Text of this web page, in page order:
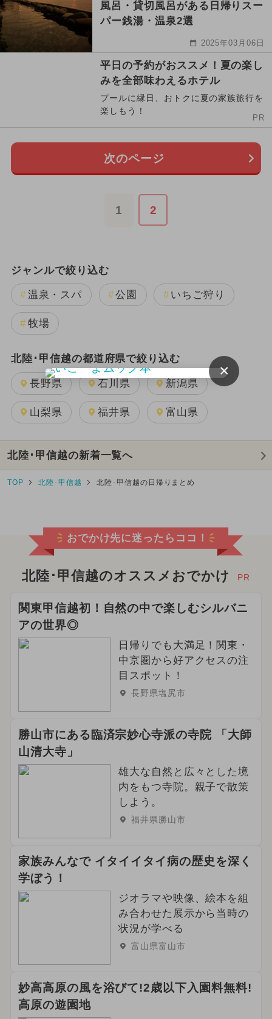
風呂・貸切風呂がある日帰りスー
パー銭湯・温泉2選
2025年03月06日
平日の予約がおススメ！夏の楽し
みを全部味わえるホテル
プールに縁日、おトクに夏の家族旅行を
楽しもう！
PR
次のページ
1 2
ジャンルで絞り込む
温泉・スパ 公園 いちご狩り
牧場
北陸･甲信越の都道府県で絞り込む
長野県 石川県 新潟県
山梨県 福井県 富山県
北陸･甲信越の新着一覧へ
TOP 北陸･甲信越 北陸･甲信越の日帰りまとめ
おでかけ先に迷ったらココ！
北陸･甲信越のオススメおでかけ PR
関東甲信越初！自然の中で楽しむシルバニ
アの世界◎
日帰りでも大満足！関東・
中京圏から好アクセスの注
目スポット！
長野県塩尻市
勝山市にある臨済宗妙心寺派の寺院 「大師
山清大寺」
雄大な自然と広々とした境
内をもつ寺院。親子で散策
しよう。
福井県勝山市
家族みんなで イタイイタイ病の歴史を深く
学ぼう！
ジオラマや映像、絵本を組
み合わせた展示から当時の
状況が学べる
富山県富山市
妙高高原の風を浴びて!2歳以下入園料無料!
高原の遊園地
×